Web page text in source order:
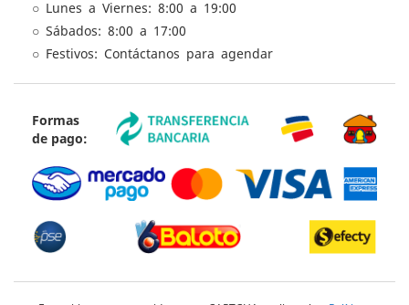
○ Lunes a Viernes: 8:00 a 19:00
○ Sábados: 8:00 a 17:00
○ Festivos: Contáctanos para agendar
Formas
de pago: